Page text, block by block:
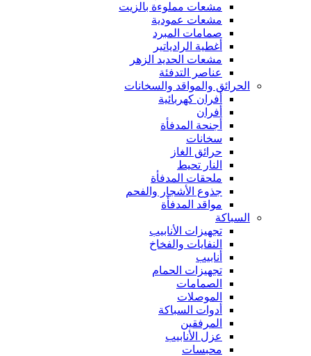
مشعات مملوءة بالزيت
مشعات عمودية
صمامات المبرد
أغطية الرادياتير
مشعات الحديد الزهر
عناصر التدفئة
الحرائق والمواقد والسخانات
أفران كهربائية
أفران
أجنحة المدفأة
سخانات
حرائق الغاز
النار تحيط
ملحقات المدفأة
جذوع الأشجار والفحم
مواقد المدفأة
السباكة
تجهيزات الأنابيب
النفايات والفخاخ
أنابيب
تجهيزات الحمام
الصمامات
الموصلات
أدوات السباكة
المرفقين
عزل الأنابيب
محبسات